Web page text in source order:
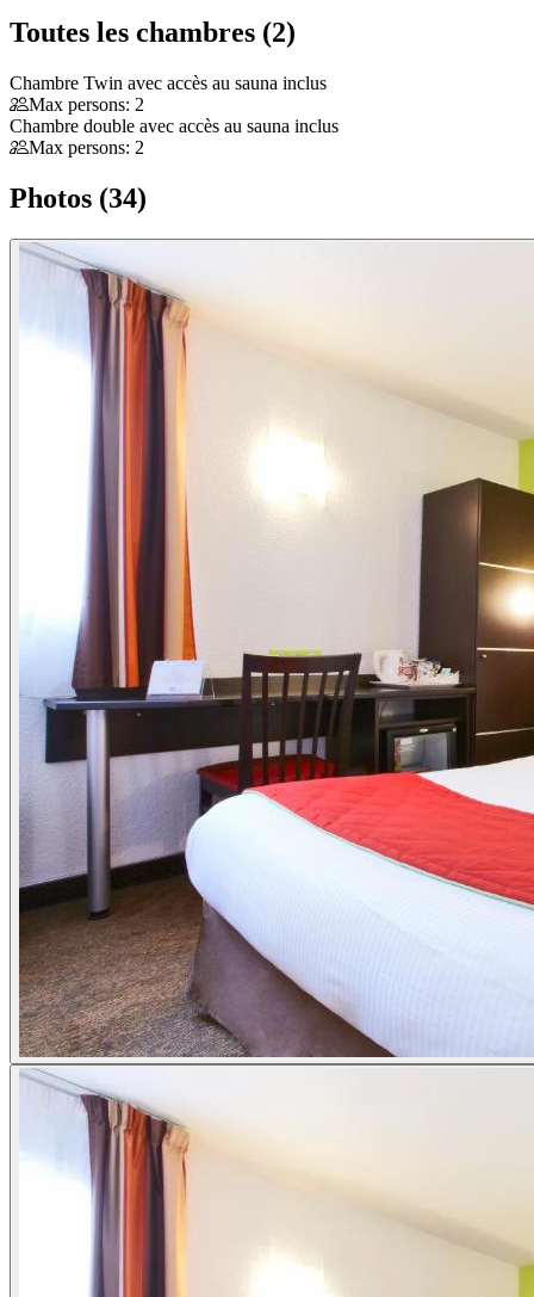
Toutes les chambres (2)
Chambre Twin avec accès au sauna inclus
Max persons: 2
Chambre double avec accès au sauna inclus
Max persons: 2
Photos (34)